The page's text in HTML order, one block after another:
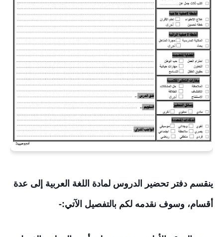
ينقسم دفتر تحضير الدروس لمادة اللغة العربية إلى عدة
أقسام، وسوف نقدمه لكم بالتفصيل الآتي:-